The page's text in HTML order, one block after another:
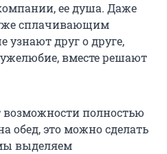
ее душа. Даже
сплачивающим
друг о друге,
вместе решают
полностью
обед, это можно сделать
выделяем